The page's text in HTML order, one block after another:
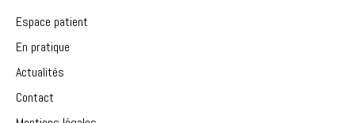
Espace patient
En pratique
Actualités
Contact